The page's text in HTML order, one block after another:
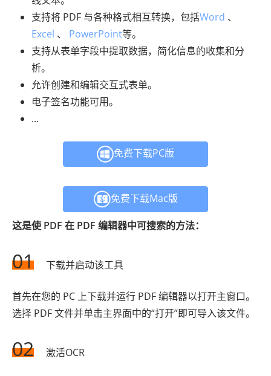
支持将 PDF 与各种格式相互转换，包括Word 、
Excel 、 PowerPoint等。
支持从表单字段中提取数据，简化信息的收集和分
析。
允许创建和编辑交互式表单。
电子签名功能可用。
...
免费下载PC版
免费下载Mac版
这是使 PDF 在 PDF 编辑器中可搜索的方法：
01 下载并启动该工具
首先在您的 PC 上下载并运行 PDF 编辑器以打开主窗口。
选择 PDF 文件并单击主界面中的“打开”即可导入该文件。
02 激活OCR